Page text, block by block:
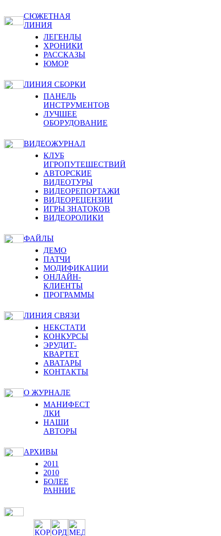
СЮЖЕТНАЯ
ЛИНИЯ
ЛЕГЕНДЫ
ХРОНИКИ
РАССКАЗЫ
ЮМОР
ЛИНИЯ СБОРКИ
ПАНЕЛЬ
ИНСТРУМЕНТОВ
ЛУЧШЕЕ
ОБОРУДОВАНИЕ
ВИДЕОЖУРНАЛ
КЛУБ
ИГРОПУТЕШЕСТВИЙ
АВТОРСКИЕ
ВИДЕОТУРЫ
ВИДЕОРЕПОРТАЖИ
ВИДЕОРЕЦЕНЗИИ
ИГРЫ ЗНАТОКОВ
ВИДЕОРОЛИКИ
ФАЙЛЫ
ДЕМО
ПАТЧИ
МОДИФИКАЦИИ
ОНЛАЙН-
КЛИЕНТЫ
ПРОГРАММЫ
ЛИНИЯ СВЯЗИ
НЕКСТАТИ
КОНКУРСЫ
ЭРУДИТ-
КВАРТЕТ
АВАТАРЫ
КОНТАКТЫ
О ЖУРНАЛЕ
МАНИФЕСТ
ЛКИ
НАШИ
АВТОРЫ
АРХИВЫ
2011
2010
БОЛЕЕ
РАННИЕ